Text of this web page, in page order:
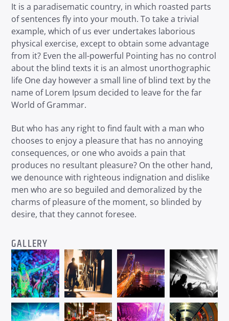
It is a paradisematic country, in which roasted parts
of sentences fly into your mouth. To take a trivial
example, which of us ever undertakes laborious
physical exercise, except to obtain some advantage
from it? Even the all-powerful Pointing has no control
about the blind texts it is an almost unorthographic
life One day however a small line of blind text by the
name of Lorem Ipsum decided to leave for the far
World of Grammar.
But who has any right to find fault with a man who
chooses to enjoy a pleasure that has no annoying
consequences, or one who avoids a pain that
produces no resultant pleasure? On the other hand,
we denounce with righteous indignation and dislike
men who are so beguiled and demoralized by the
charms of pleasure of the moment, so blinded by
desire, that they cannot foresee.
GALLERY